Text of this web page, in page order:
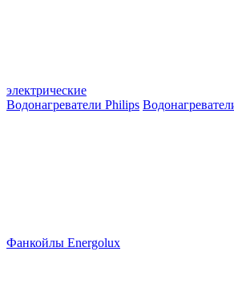
электрические
Водонагреватели Philips
Фанкойлы Energolux